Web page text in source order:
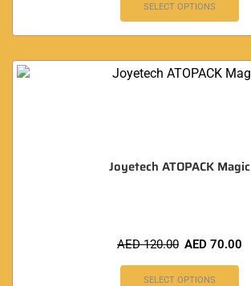
SELECT OPTIONS
Joyetech ATOPACK Magic
AED120.00 AED 70.00
SELECT OPTIONS